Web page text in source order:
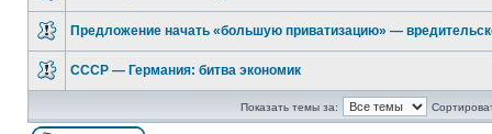
Предложение начать «большую приватизацию» —
СССР — Германия: битва экономик
Показать темы за: